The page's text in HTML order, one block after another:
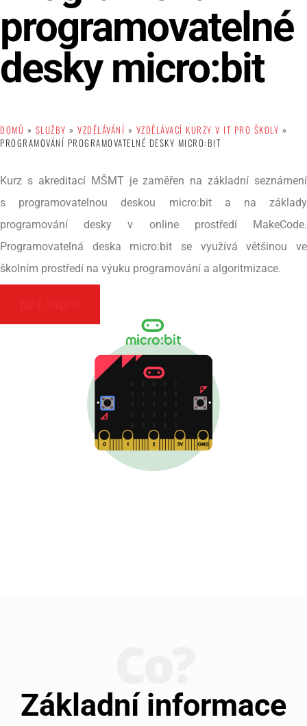
programovatelné
desky micro:bit
DOMŮ » SLUŽBY » VZDĚLÁVÁNÍ » VZDĚLÁVACÍ KURZY V IT PRO ŠKOLY »
PROGRAMOVÁNÍ PROGRAMOVATELNÉ DESKY MICRO:BIT
Kurz s akreditací MŠMT je zaměřen na základní seznámení
s programovatelnou deskou micro:bit a na základy
programování desky v online prostředí MakeCode.
Programovatelná deska micro:bit se využívá většinou ve
školním prostředí na výuku programování a algoritmizace.
DO E-SHOPU
Základní informace